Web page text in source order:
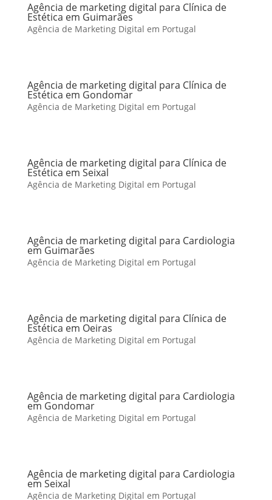
Agência de marketing digital para Clínica de
Estética em Guimarães
Agência de Marketing Digital em Portugal
Agência de marketing digital para Clínica de
Estética em Gondomar
Agência de Marketing Digital em Portugal
Agência de marketing digital para Clínica de
Estética em Seixal
Agência de Marketing Digital em Portugal
Agência de marketing digital para Cardiologia
em Guimarães
Agência de Marketing Digital em Portugal
Agência de marketing digital para Clínica de
Estética em Oeiras
Agência de Marketing Digital em Portugal
Agência de marketing digital para Cardiologia
em Gondomar
Agência de Marketing Digital em Portugal
Agência de marketing digital para Cardiologia
em Seixal
Agência de Marketing Digital em Portugal